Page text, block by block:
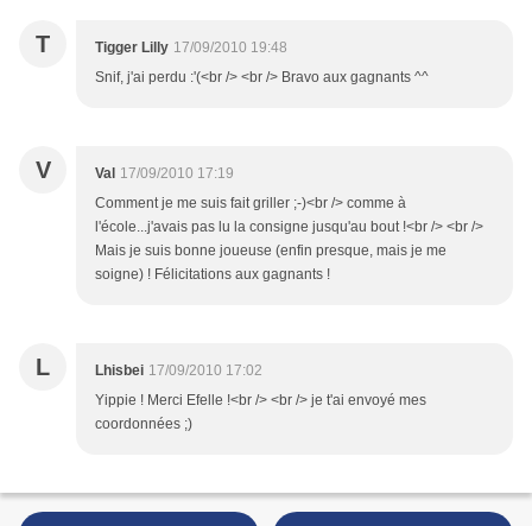
T Tigger Lilly 17/09/2010 19:48
Snif, j'ai perdu :'(<br /> <br /> Bravo aux gagnants ^^
V Val 17/09/2010 17:19
Comment je me suis fait griller ;-)<br /> comme à
l'école...j'avais pas lu la consigne jusqu'au bout !<br /> <br />
Mais je suis bonne joueuse (enfin presque, mais je me
soigne) ! Félicitations aux gagnants !
L Lhisbei 17/09/2010 17:02
Yippie ! Merci Efelle !<br /> <br /> je t'ai envoyé mes
coordonnées ;)